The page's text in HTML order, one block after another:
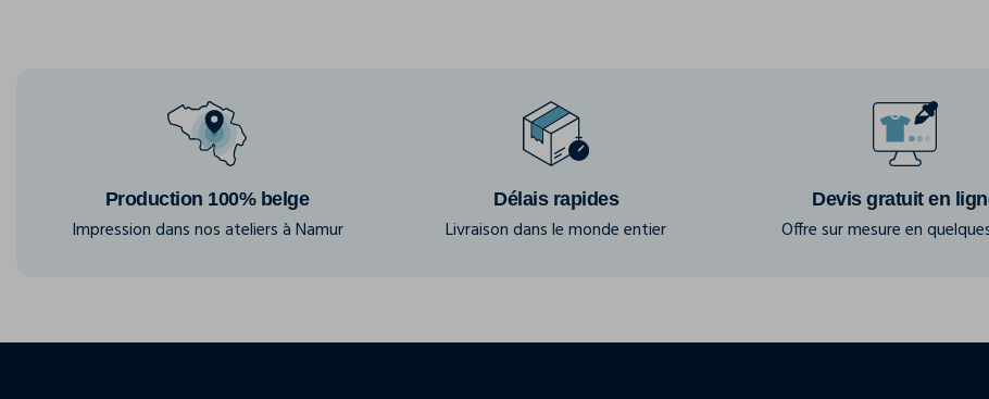
Production 100% belge
Impression dans nos ateliers à Namur
Délais rapides
Livraison dans le monde entier
Devis gratuit en
Offre sur mesure en